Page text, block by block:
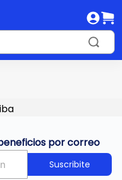
por correo
Suscribite